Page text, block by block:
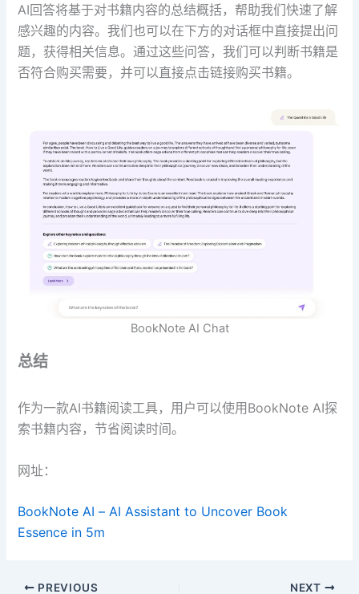
AI回答将基于对书籍内容的总结概括，帮助我们快速了解
感兴趣的内容。我们也可以在下方的对话框中直接提出问
题，获得相关信息。通过这些问答，我们可以判断书籍是
否符合购买需要，并可以直接点击链接购买书籍。
BookNote AI Chat
总结
作为一款AI书籍阅读工具，用户可以使用BookNote AI探
索书籍内容，节省阅读时间。
网址：
BookNote ΑΙ – AI Assistant to Uncover Book
Essence in 5m
PREVIOUS NEXT